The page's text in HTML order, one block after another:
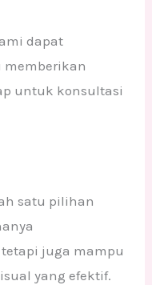
dapat
untuk konsultasi
satu pilihan
juga mampu
yang efektif.